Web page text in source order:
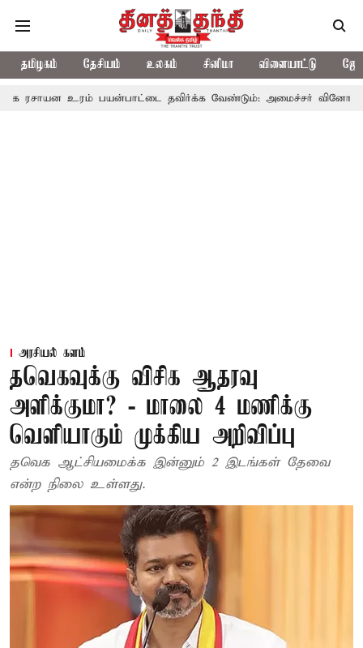
தமிழகம் தேசியம் உலகம் சினிமா விளையாட்டு
உரம் பயன்பாட்டை தவிர்க்க வேண்டும்: அமைச்சர் வினோத் 5
அரசியல் களம்
தவெகவுக்கு விசிக ஆதரவு
அளிக்குமா? - மாலை 4 மணிக்கு
வெளியாகும் முக்கிய அறிவிப்பு
தவெக ஆட்சியமைக்க இன்னும் 2 இடங்கள் தேவை
என்ற நிலை உள்ளது.